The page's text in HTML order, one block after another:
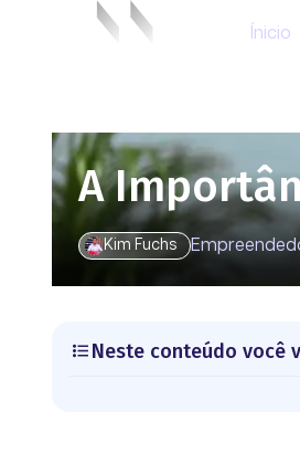
Ínicio
A
Kim Fuchs
Neste conteúdo você